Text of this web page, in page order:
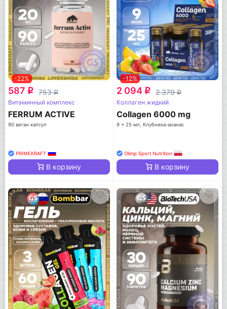
-22%
587 q 753q
Витаминный комплекс
FERRUM ACTIVE
90 веган капсул
PRIMEKRAFT
В корзину
-12%
2 094 q 2 379q
Коллаген жидкий
Collagen 6000 mg
9 x 25 мл, Клубника-ананас
Olimp Sport Nutrition
В корзину